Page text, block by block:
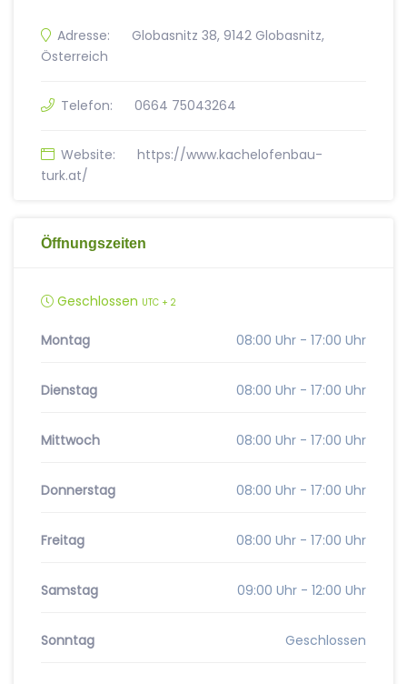
Adresse:
Globasnitz 38, 9142 Globasnitz,
Österreich
Telefon: 0664 75043264
Website:
https://www.kachelofenbau-
turk.at/
Öffnungszeiten
Geschlossen UTC + 2
Montag 08:00 Uhr - 17:00 Uhr
Dienstag 08:00 Uhr - 17:00 Uhr
Mittwoch 08:00 Uhr - 17:00 Uhr
Donnerstag 08:00 Uhr - 17:00 Uhr
Freitag 08:00 Uhr - 17:00 Uhr
Samstag 09:00 Uhr - 12:00 Uhr
Sonntag Geschlossen